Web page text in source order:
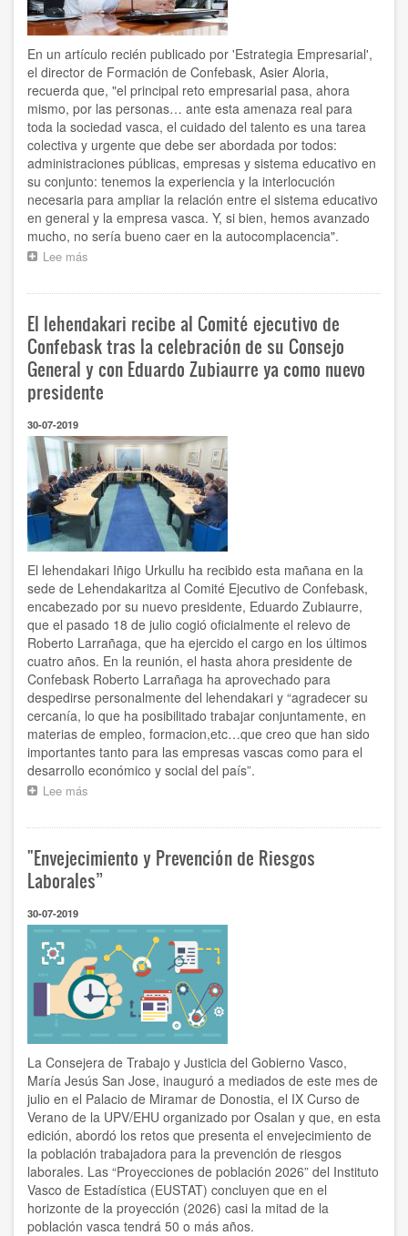
afectan
a
la
previsión
de
creación
de
empleo
en
lo
que
va
de
año”
En un artículo recién publicado por 'Estrategia Empresarial',
el director de Formación de Confebask, Asier Aloria,
recuerda que, "el principal reto empresarial pasa, ahora
mismo, por las personas… ante esta amenaza real para
toda la sociedad vasca, el cuidado del talento es una tarea
colectiva y urgente que debe ser abordada por todos:
administraciones públicas, empresas y sistema educativo en
su conjunto: tenemos la experiencia y la interlocución
necesaria para ampliar la relación entre el sistema educativo
en general y la empresa vasca. Y, si bien, hemos avanzado
mucho, no sería bueno caer en la autocomplacencia".
Lee más
se
quejan,
los
mejores
se
adaptan"
El lehendakari recibe al Comité ejecutivo de
Confebask tras la celebración de su Consejo
General y con Eduardo Zubiaurre ya como nuevo
presidente
30-07-2019
El lehendakari Iñigo Urkullu ha recibido esta mañana en la
sede de Lehendakaritza al Comité Ejecutivo de Confebask,
encabezado por su nuevo presidente, Eduardo Zubiaurre,
que el pasado 18 de julio cogió oficialmente el relevo de
Roberto Larrañaga, que ha ejercido el cargo en los últimos
cuatro años. En la reunión, el hasta ahora presidente de
Confebask Roberto Larrañaga ha aprovechado para
despedirse personalmente del lehendakari y “agradecer su
cercanía, lo que ha posibilitado trabajar conjuntamente, en
materias de empleo, formacion,etc…que creo que han sido
importantes tanto para las empresas vascas como para el
desarrollo económico y social del país”.
Lee más
al
Comité
ejecutivo
Confebask
tras
la
celebración
de
su
Consejo
General
con
Eduardo
Zubiaurre
ya
como
nuevo
presidente
"Envejecimiento y Prevención de Riesgos
Laborales”
30-07-2019
La Consejera de Trabajo y Justicia del Gobierno Vasco,
María Jesús San Jose, inauguró a mediados de este mes de
julio en el Palacio de Miramar de Donostia, el IX Curso de
Verano de la UPV/EHU organizado por Osalan y que, en esta
edición, abordó los retos que presenta el envejecimiento de
la población trabajadora para la prevención de riesgos
laborales. Las “Proyecciones de población 2026” del Instituto
Vasco de Estadística (EUSTAT) concluyen que en el
horizonte de la proyección (2026) casi la mitad de la
población vasca tendrá 50 o más años.